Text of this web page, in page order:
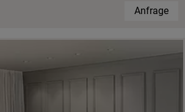
Anfrage